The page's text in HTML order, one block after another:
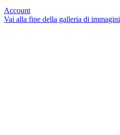
Account
Vai alla fine della galleria di immagini